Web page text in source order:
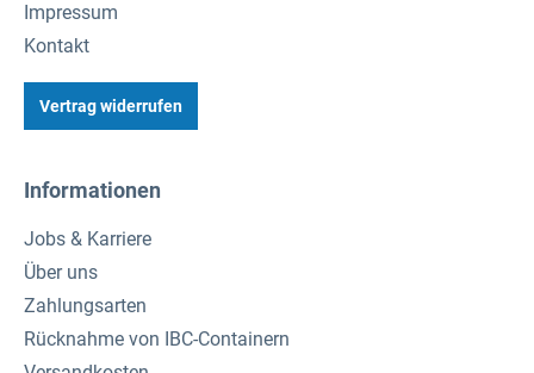
Impressum
Kontakt
Vertrag widerrufen
Informationen
Jobs & Karriere
Über uns
Zahlungsarten
Rücknahme von IBC-Containern